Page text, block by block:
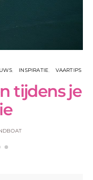
INSPIRATIE VAARTIPS
tijdens je